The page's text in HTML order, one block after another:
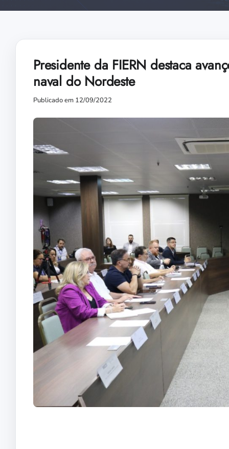
Presidente da FIERN destaca
naval do Nordeste
Publicado em 12/09/2022